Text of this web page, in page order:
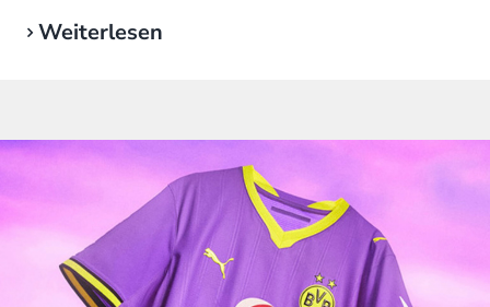
Weiterlesen